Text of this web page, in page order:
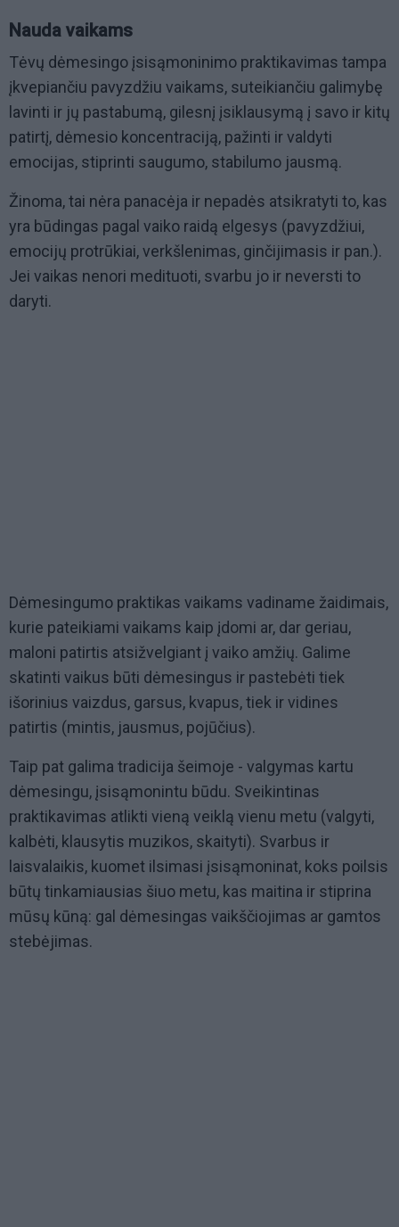
Nauda vaikams
Tėvų dėmesingo įsisąmoninimo praktikavimas tampa
įkvepiančiu pavyzdžiu vaikams, suteikiančiu galimybę
lavinti ir jų pastabumą, gilesnį įsiklausymą į savo ir kitų
patirtį, dėmesio koncentraciją, pažinti ir valdyti
emocijas, stiprinti saugumo, stabilumo jausmą.
Žinoma, tai nėra panacėja ir nepadės atsikratyti to, kas
yra būdingas pagal vaiko raidą elgesys (pavyzdžiui,
emocijų protrūkiai, verkšlenimas, ginčijimasis ir pan.).
Jei vaikas nenori medituoti, svarbu jo ir neversti to
daryti.
Dėmesingumo praktikas vaikams vadiname žaidimais,
kurie pateikiami vaikams kaip įdomi ar, dar geriau,
maloni patirtis atsižvelgiant į vaiko amžių. Galime
skatinti vaikus būti dėmesingus ir pastebėti tiek
išorinius vaizdus, garsus, kvapus, tiek ir vidines
patirtis (mintis, jausmus, pojūčius).
Taip pat galima tradicija šeimoje - valgymas kartu
dėmesingu, įsisąmonintu būdu. Sveikintinas
praktikavimas atlikti vieną veiklą vienu metu (valgyti,
kalbėti, klausytis muzikos, skaityti). Svarbus ir
laisvalaikis, kuomet ilsimasi įsisąmoninat, koks poilsis
būtų tinkamiausias šiuo metu, kas maitina ir stiprina
mūsų kūną: gal dėmesingas vaikščiojimas ar gamtos
stebėjimas.